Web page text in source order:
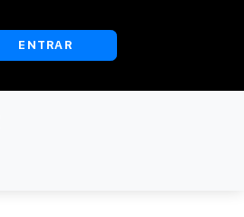
ENTRAR